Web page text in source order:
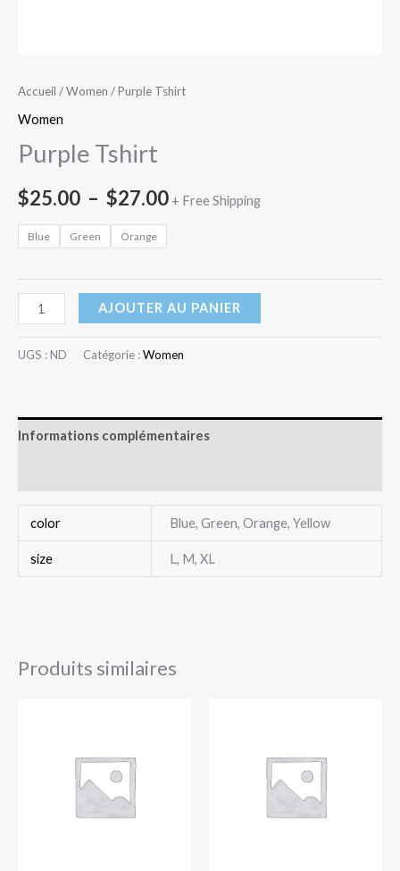
Accueil /Women / Purple Tshirt
Women
Purple Tshirt
$25.00 – $27.00 + Free Shipping
Blue Green Orange
AJOUTER AU PANIER
UGS : ND Catégorie :Women
Informations complémentaires
color Blue, Green, Orange, Yellow
size L, M, XL
Produits similaires